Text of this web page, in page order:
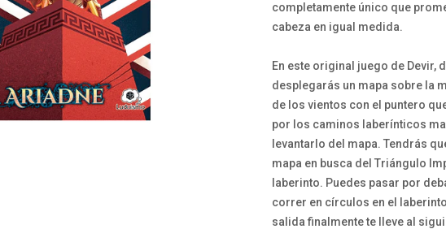
completamente único que
cabeza en igual medida.
En este original juego de
desplegarás un mapa sobre la
de los vientos con el puntero
por los caminos laberínticos
levantarlo del mapa. Tendrás
mapa en busca del Triángulo
laberinto. Puedes pasar por
correr en círculos en el
salida finalmente te lleve al